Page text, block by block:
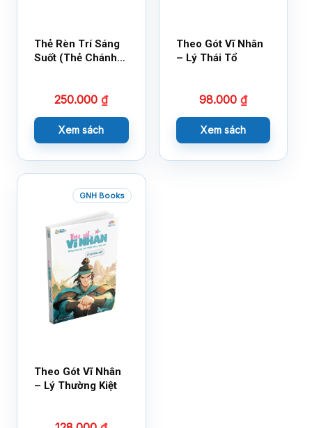
Thẻ Rèn Trí Sáng
Suốt (Thẻ Chánh
250.000₫
Xem sách
Theo Gót Vĩ Nhân
– Lý Thái Tổ
98.000 ₫
Xem sách
GNH Books
Theo Gót Vĩ Nhân
– Lý Thường Kiệt